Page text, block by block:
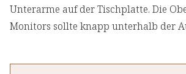
Unterarme auf der Tischplatte. Die
Monitors sollte knapp unterhalb der